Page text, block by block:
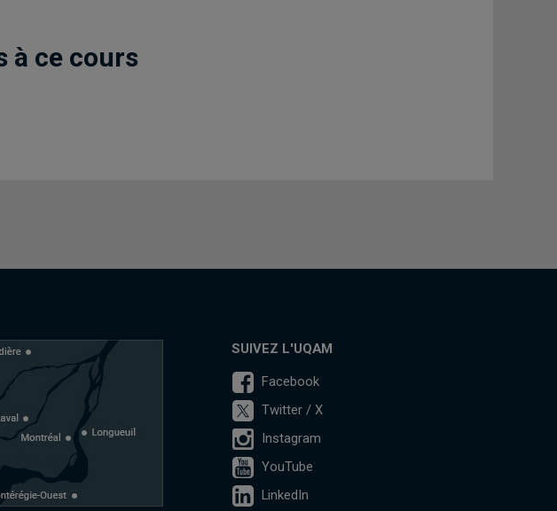
à ce cours
SUIVEZ L'UQAM
Facebook
Twitter / X
Instagram
YouTube
LinkedIn